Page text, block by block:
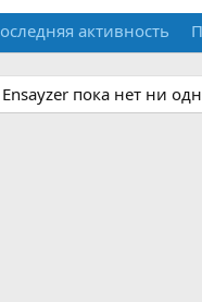
активность
пока нет ни